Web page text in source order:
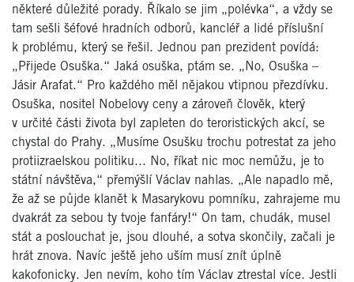
některé důležité porady. Říkalo se jim „polévka“, a vždy se
tam sešli šéfové hradních odborů, kancléř a lidé příslušní
k problému, který se řešil. Jednou pan prezident povídá:
„Přijede Osuška.“ Jaká osuška, ptám se. „No, Osuška –
Jásir Arafat.“ Pro každého měl nějakou vtipnou přezdívku.
Osuška, nositel Nobelovy ceny a zároveň člověk, který
v určité části života byl zapleten do teroristických akcí, se
chystal do Prahy. „Musíme Osušku trochu potrestat za jeho
protiizraelskou politiku... No, říkat nic moc nemůžu, je to
státní návštěva,“ přemýšlí Václav nahlas. „Ale napadlo mě,
že až se půjde klanět k Masarykovu pomníku, zahrajeme mu
dvakrát za sebou ty tvoje fanfáry!“ On tam, chudák, musel
stát a poslouchat je, jsou dlouhé, a sotva skončily, začali je
hrát znova. Navíc ještě jeho uším musí znít úplně
kakofonicky. Jen nevím, koho tím Václav ztrestal více. Jestli